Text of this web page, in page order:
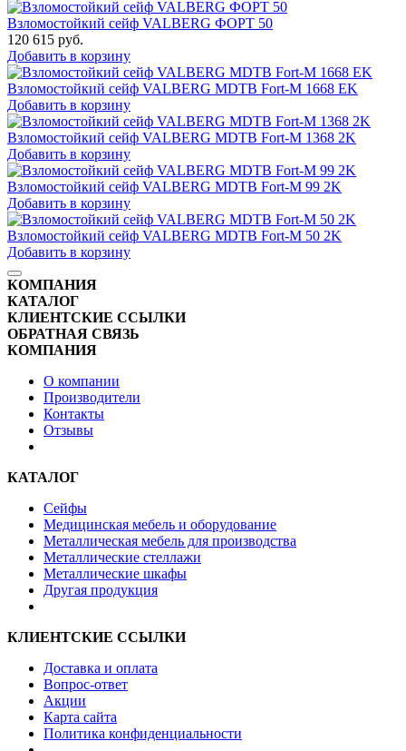
Взломостойкий сейф VALBERG ФОРТ 50
120 615 руб.
Добавить в корзину
Взломостойкий сейф VALBERG MDTB Fort-M 1668 EK
Добавить в корзину
Взломостойкий сейф VALBERG MDTB Fort-M 1368 2K
Добавить в корзину
Взломостойкий сейф VALBERG MDTB Fort-M 99 2K
Добавить в корзину
Взломостойкий сейф VALBERG MDTB Fort-M 50 2K
Добавить в корзину
КОМПАНИЯ
КАТАЛОГ
КЛИЕНТСКИЕ ССЫЛКИ
ОБРАТНАЯ СВЯЗЬ
КОМПАНИЯ
О компании
Производители
Контакты
Отзывы
КАТАЛОГ
Сейфы
Медицинская мебель и оборудование
Металлическая мебель для производства
Металлические стеллажи
Металлические шкафы
Другая продукция
КЛИЕНТСКИЕ ССЫЛКИ
Доставка и оплата
Вопрос-ответ
Акции
Карта сайта
Политика конфиденциальности